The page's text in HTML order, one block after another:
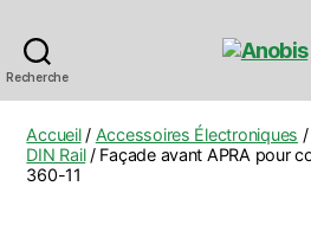
Recherche
Accueil/ Accessoires Électroniques /
DIN Rail/ Façade avant APRA pour
360-11